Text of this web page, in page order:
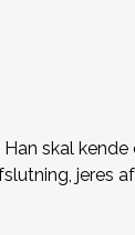
skal kende
jeres